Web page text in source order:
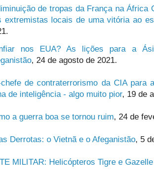
de tropas da França na África
extremistas locais de uma vitória ao
nos EUA? As lições para a
, 24 de agosto de 2021.
de contraterrorismo da CIA para
de inteligência - algo muito pior, 19 de
a guerra boa se tornou ruim, 24 de
Derrotas: o Vietnã e o Afeganistão, 5
MILITAR: Helicópteros Tigre e